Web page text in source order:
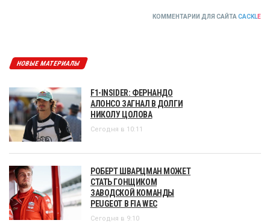
КОММЕНТАРИИ ДЛЯ САЙТА CACKLE
НОВЫЕ МАТЕРИАЛЫ
F1-INSIDER: ФЕРНАНДО
АЛОНСО ЗАГНАЛ В ДОЛГИ
НИКОЛУ ЦОЛОВА
Сегодня в 10:11
РОБЕРТ ШВАРЦМАН МОЖЕТ
СТАТЬ ГОНЩИКОМ
ЗАВОДСКОЙ КОМАНДЫ
PEUGEOT В FIA WEC
Сегодня в 9:10